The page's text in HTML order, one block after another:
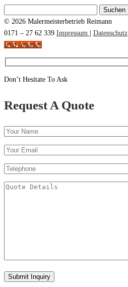
nach:
© 2026 Malermeisterbetrieb Reimann
0171 – 27 62 339 Impressum
Datenschutz
Jetzt Anrufen
Don’t Hesitate To Ask
Request A Quote